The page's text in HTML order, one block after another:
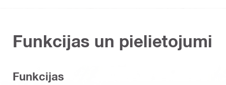
Funkcijas un pielietojumi
Funkcijas